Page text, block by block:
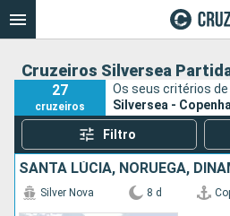
Cruzeiros Silversea
27
cruzeiros
Os seus critérios
Silversea -
Filtro
SANTA LÚCIA, NORUEGA,
Silver Nova 8 d